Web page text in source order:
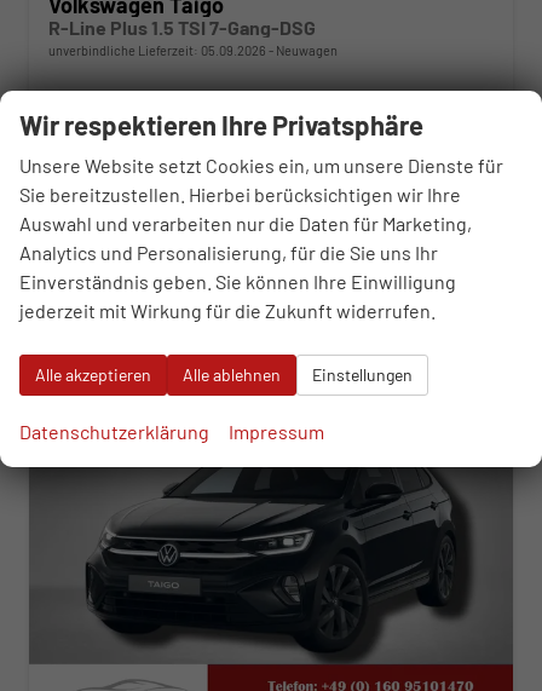
R-Line Plus 1.5 TSI 7-Gang-DSG
unverbindliche Lieferzeit: 05.09.2026 Neuwagen
Kraftstoff Benzin Außenfarbe Deep Black Perleffekt
110 kW (150 PS) Kilometerstand
30.870,– €
incl. 19% MwSt.
WhatsApp anfragen
Wir rufen Sie an
Verbrauch kombiniert:6,00 l/100km
CO 2-Klasse: E
CO2-Emissionen:136,00 g/km
ab 314,– € mtl.
Wir respektieren Ihre Privatsphäre
Unsere Website setzt Cookies ein, um unsere Dienste für
Sie bereitzustellen. Hierbei berücksichtigen wir Ihre
Auswahl und verarbeiten nur die Daten für Marketing,
Analytics und Personalisierung, für die Sie uns Ihr
Einverständnis geben. Sie können Ihre Einwilligung
jederzeit mit Wirkung für die Zukunft widerrufen.
Alle akzeptieren Alle ablehnen Einstellungen
Datenschutzerklärung Impressum